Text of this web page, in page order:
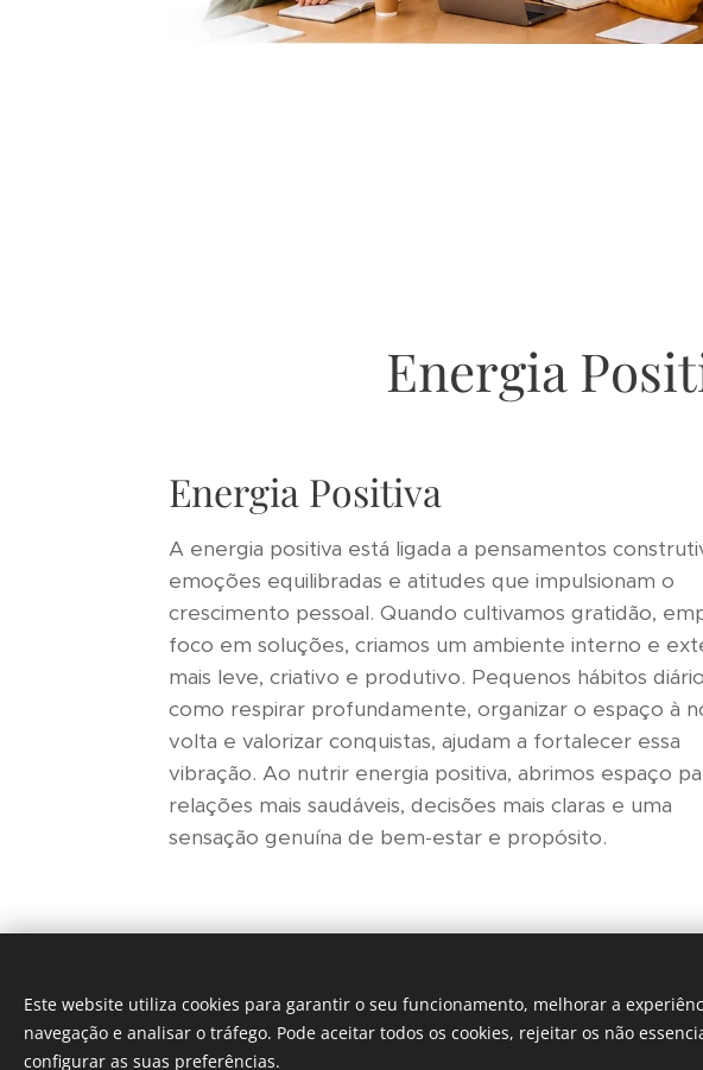
Energia
Energia Positiva
A energia positiva está ligada a pensamentos
emoções equilibradas e atitudes que impulsionam o
crescimento pessoal. Quando cultivamos gratidão,
foco em soluções, criamos um ambiente interno e
mais leve, criativo e produtivo. Pequenos hábitos
como respirar profundamente, organizar o espaço à
volta e valorizar conquistas, ajudam a fortalecer essa
vibração. Ao nutrir energia positiva, abrimos espaço
relações mais saudáveis, decisões mais claras e uma
sensação genuína de bem-estar e propósito.
Este website utiliza cookies para garantir o seu funcionamento, melhorar a
navegação e analisar o tráfego. Pode aceitar todos os cookies, rejeitar os não
configurar as suas preferências.